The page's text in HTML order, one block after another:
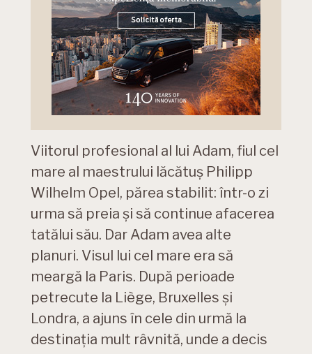
Viitorul profesional al lui Adam, fiul cel
mare al maestrului lăcătuș Philipp
Wilhelm Opel, părea stabilit: într-o zi
urma să preia și să continue afacerea
tatălui său. Dar Adam avea alte
planuri. Visul lui cel mare era să
meargă la Paris. După perioade
petrecute la Liège, Bruxelles și
Londra, a ajuns în cele din urmă la
destinația mult râvnită, unde a decis